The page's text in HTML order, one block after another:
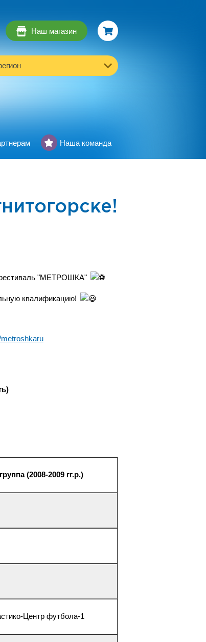
Наш магазин
Наша команда
фестиваль "МЕТРОШКА"
квалификацию!
(2008-2009 гг.р.)
Центр футбола-1